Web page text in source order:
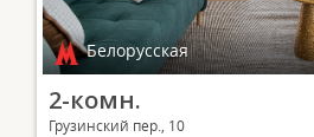
Белорусская
2-комн.
Грузинский пер., 10